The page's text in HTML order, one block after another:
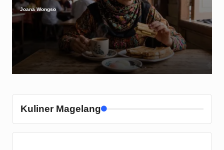
Posted
Joana Wongso
Kuliner Magelang